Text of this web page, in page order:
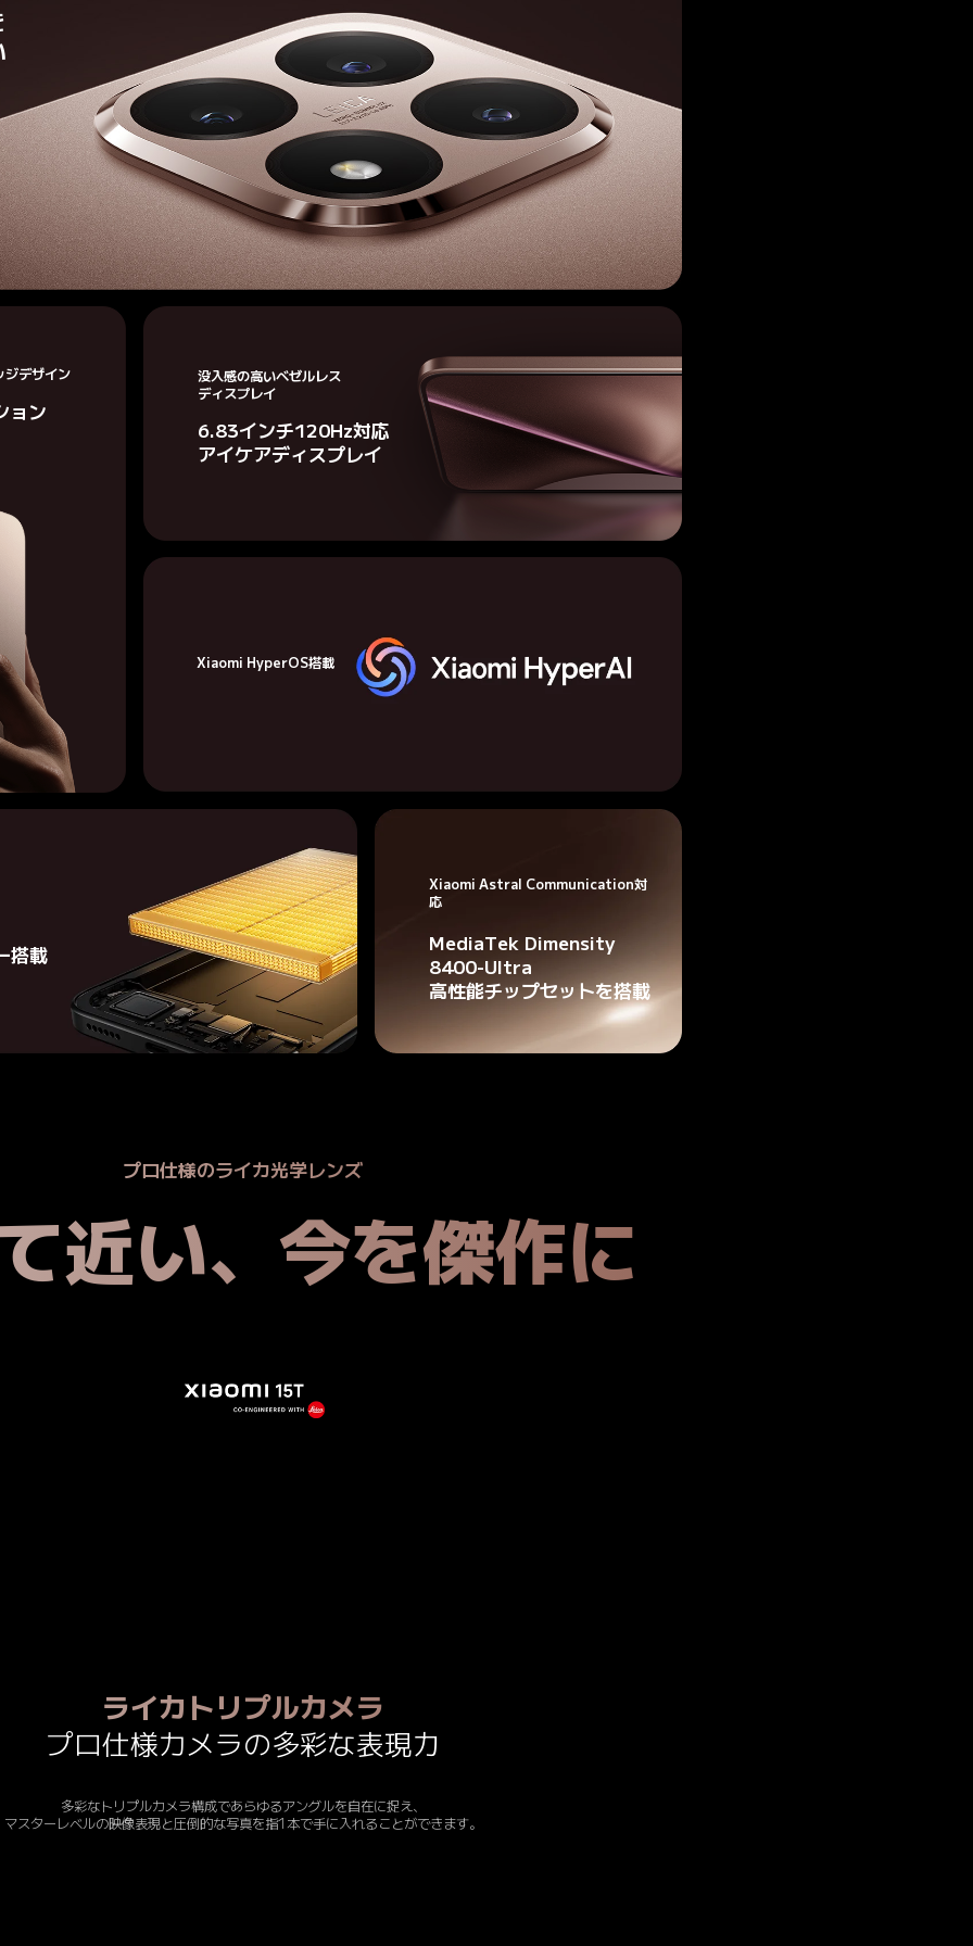
ジデザイン
ョン
没入感の高いベゼルレス
ディスプレイ
6.83インチ120Hz対応
アイケアディスプレイ
Xiaomi HyperOS搭載
搭載
Xiaomi Astral Communication対
応
MediaTek Dimensity
8400-Ultra
高性能チップセットを搭載
プロ仕様のライカ光学レンズ
近い、今を傑作に
ライカトリプルカメラ
プロ仕様カメラの多彩な表現力
多彩なトリプルカメラ構成であらゆるアングルを自在に捉え、
マスターレベルの映像表現と圧倒的な写真を指1本で手に入れることができます。